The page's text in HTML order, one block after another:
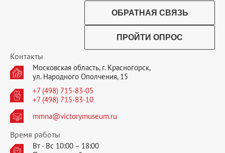
ОБРАТНАЯ СВЯЗЬ
ПРОЙТИ ОПРОС
Контакты
Московская область, г. Красногорск,
ул. Народного Ополчения, 15
+7 (498) 715-83-05
+7 (498) 715-83-10
mmna@victorymuseum.ru
Время работы
Вт - Вс 10:00 – 18:00